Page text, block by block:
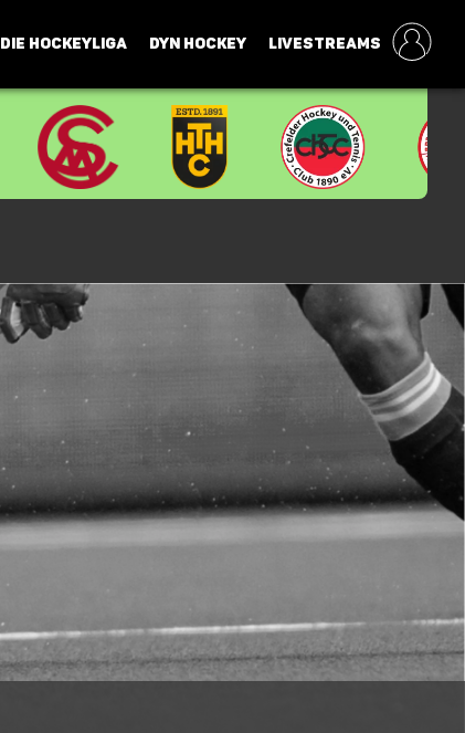
DIE HOCKEYLIGA DYN HOCKEY LIVESTREAMS